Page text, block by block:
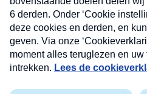
Nieuwsbrief
Neem hier een gratis
nieuwsbrief. Elke vrijdag- en